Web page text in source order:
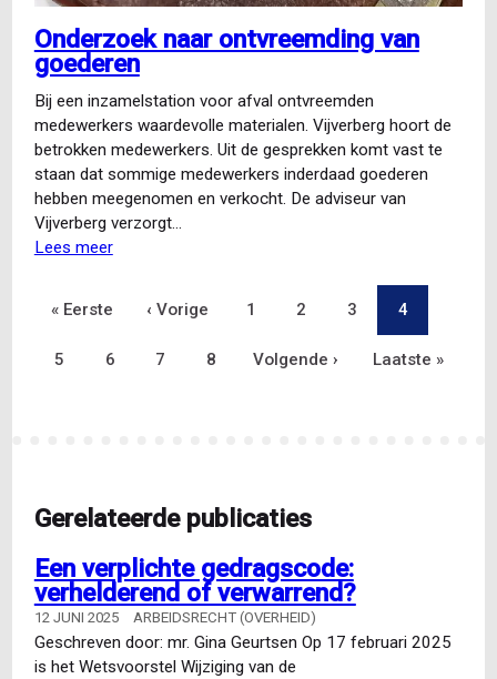
Onderzoek naar ontvreemding van
goederen
Bij een inzamelstation voor afval ontvreemden
medewerkers waardevolle materialen. Vijverberg hoort de
betrokken medewerkers. Uit de gesprekken komt vast te
staan dat sommige medewerkers inderdaad goederen
hebben meegenomen en verkocht. De adviseur van
Vijverberg verzorgt…
Lees meerover
ontvreemding
goederen
Paginering
Eerste
pagina
« Eerste Vorige
pagina
‹ Vorige Pagina
1 Pagina
2 Pagina
3 Pagina
4
Pagina
5 Pagina
6 Pagina
7 Pagina
8 Volgende
Volgende › Laatste
Laatste »
Gerelateerde publicaties
Een verplichte gedragscode:
verhelderend of verwarrend?
12 JUNI 2025 ARBEIDSRECHT (OVERHEID)
Geschreven door: mr. Gina Geurtsen Op 17 februari 2025
is het Wetsvoorstel Wijziging van de